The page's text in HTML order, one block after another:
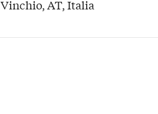
Vinchio, AT, Italia